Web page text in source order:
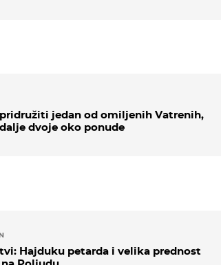
jedan od omiljenih Vatrenih,
dvoje oko ponude
Hajduku petarda i velika prednost